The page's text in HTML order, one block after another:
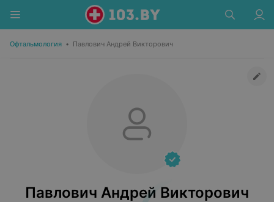
Офтальмология • Павлович Андрей Викторович
Павлович Андрей Викторович